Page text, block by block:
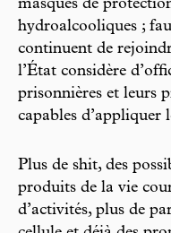
masques de
hydroalcooliques ;
continuent de
l’État considère
prisonnières et leurs
capables d’appliquer
Plus de shit, des
produits de la vie
d’activités, plus de